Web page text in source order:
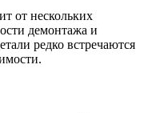
от нескольких
демонтажа и
редко встречаются